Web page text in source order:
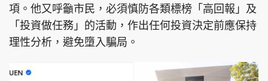
項。他又呼籲市民，必須慎防各類標榜「高回報」及
「投資做任務」的活動，作出任何投資決定前應保持
理性分析，避免墮入騙局。